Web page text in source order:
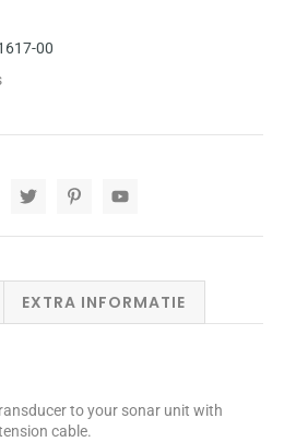
00
EXTRA INFORMATIE
to your sonar unit with
cable.